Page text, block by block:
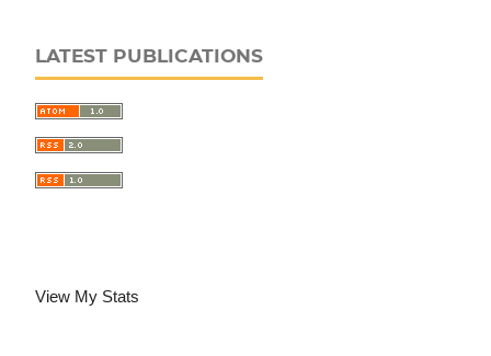
LATEST PUBLICATIONS
View My Stats